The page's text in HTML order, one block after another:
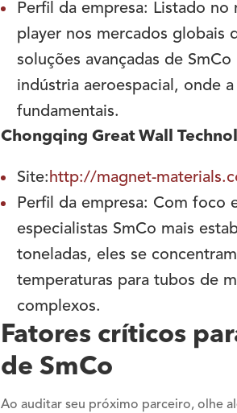
Perfil da empresa: Listado no
player nos mercados globais
soluções avançadas de
indústria aeroespacial, onde
fundamentais.
Chongqing Great Wall
Site:http://magnet-
Perfil da empresa: Com foco
especialistas SmCo mais
toneladas, eles se
temperaturas para tubos de
complexos.
Fatores críticos
de SmCo
Ao auditar seu próximo parceiro, olhe